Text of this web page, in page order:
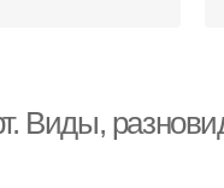
Виды,